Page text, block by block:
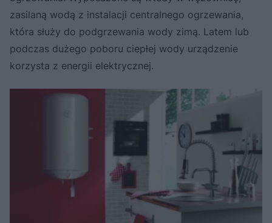
zasilaną wodą z instalacji centralnego ogrzewania,
która służy do podgrzewania wody zimą. Latem lub
podczas dużego poboru ciepłej wody urządzenie
korzysta z energii elektrycznej.